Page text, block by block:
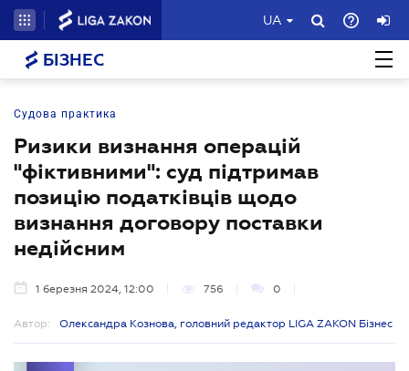
UA
БІЗНЕС
Судова практика
Ризики визнання операцій
"фіктивними": суд підтримав
позицію податківців щодо
визнання договору поставки
недійсним
1 березня 2024, 12:00 756 0
Автор: Олександра Кознова, головний редактор LIGA ZAKON Бізнес